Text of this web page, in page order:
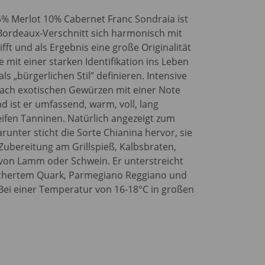
Merlot 10% Cabernet Franc Sondraia ist
Verschnitt sich harmonisch mit
und als Ergebnis eine große Originalität
mit einer starken Identifikation ins Leben
„bürgerlichen Stil” definieren. Intensive
exotischen Gewürzen mit einer Note
ist er umfassend, warm, voll, lang
Tanninen. Natürlich angezeigt zum
sticht die Sorte Chianina hervor, sie
am Grillspieß, Kalbsbraten,
Lamm oder Schwein. Er unterstreicht
Quark, Parmegiano Reggiano und
einer Temperatur von 16-18°C in großen